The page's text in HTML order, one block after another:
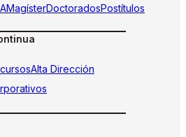
MagísterDoctoradosPostítulos
Alta Dirección